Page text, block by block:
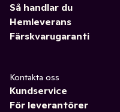
Så handlar du
Hemleverans
Färskvarugaranti
Kontakta oss
Kundservice
För leverantörer